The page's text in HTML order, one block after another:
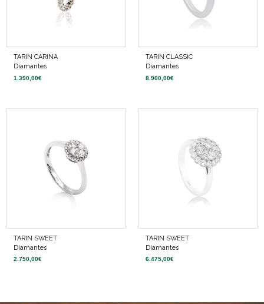
TARIN CARINA
Diamantes
1.390,00€
TARIN CLASSIC
Diamantes
8.900,00€
TARIN SWEET
Diamantes
2.750,00€
TARIN SWEET
Diamantes
6.475,00€